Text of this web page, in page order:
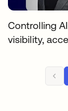
Controlling
visibility,